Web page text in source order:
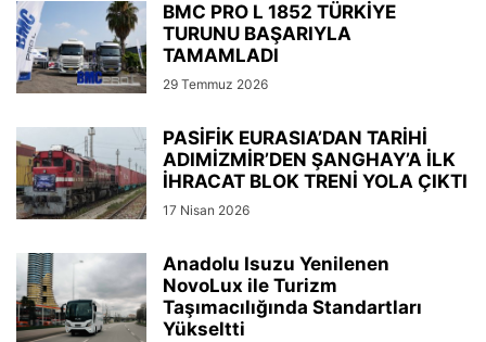
BMC PRO L 1852 TÜRKİYE
TURUNU BAŞARIYLA
TAMAMLADI
29 Temmuz 2026
PASİFİK EURASIA’DAN TARİHİ
ADIMİZMİR’DEN ŞANGHAY’A İLK
İHRACAT BLOK TRENİ YOLA ÇIKTI
17 Nisan 2026
Anadolu Isuzu Yenilenen
NovoLux ile Turizm
Taşımacılığında Standartları
Yükseltti